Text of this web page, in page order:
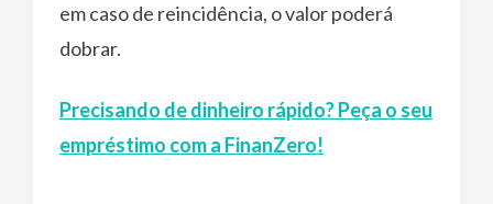
em caso de reincidência, o valor poderá
dobrar.
Precisando de dinheiro rápido? Peça o seu
empréstimo com a FinanZero!